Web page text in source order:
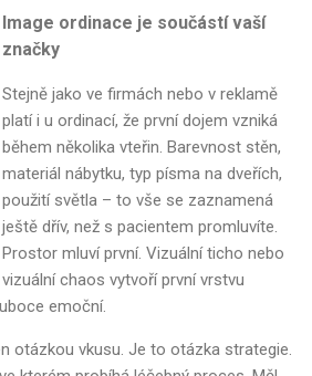
Image ordinace je součástí vaší
značky
Stejně jako ve firmách nebo v reklamě
platí i u ordinací, že první dojem vzniká
během několika vteřin. Barevnost stěn,
materiál nábytku, typ písma na dveřích,
použití světla – to vše se zaznamená
ještě dřív, než s pacientem promluvíte.
Prostor mluví první. Vizuální ticho nebo
vizuální chaos vytvoří první vrstvu
emoční.
otázkou vkusu. Je to otázka strategie.